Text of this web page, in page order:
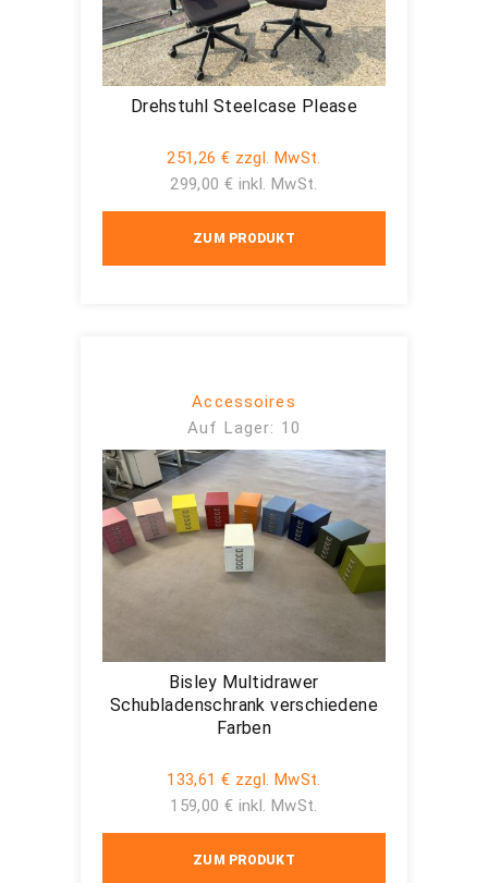
Drehstuhl Steelcase Please
251,26 € zzgl. MwSt.
299,00 € inkl. MwSt.
ZUM PRODUKT
Accessoires
Auf Lager: 10
Bisley Multidrawer
Schubladenschrank verschiedene
Farben
133,61 € zzgl. MwSt.
159,00 € inkl. MwSt.
ZUM PRODUKT